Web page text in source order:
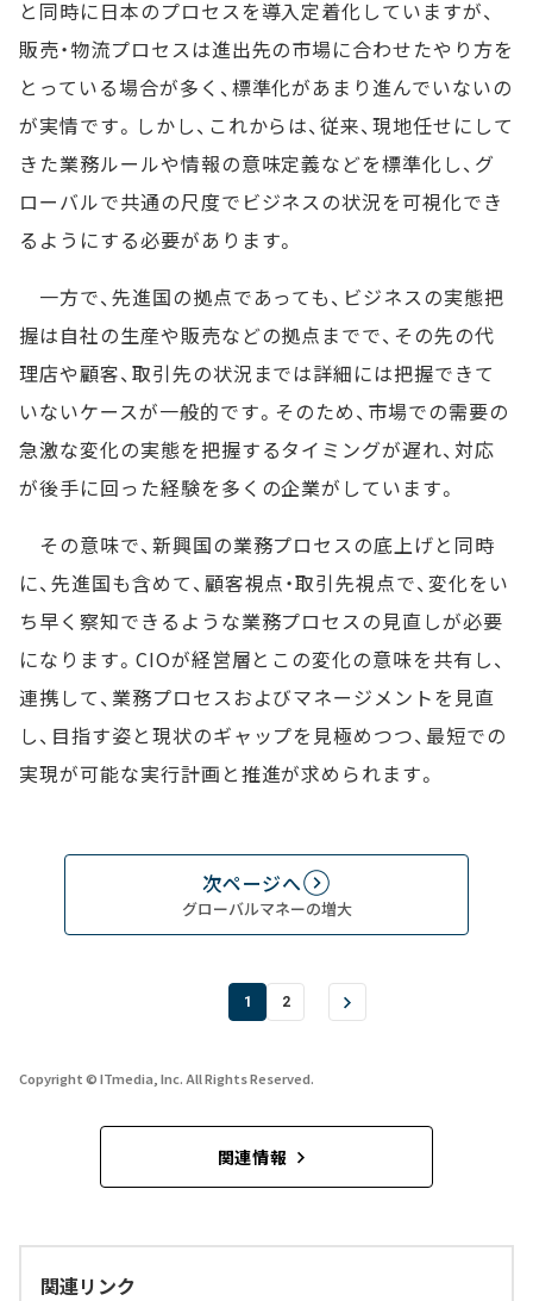
と同時に日本のプロセスを導入定着化していますが、
販売・物流プロセスは進出先の市場に合わせたやり方を
とっている場合が多く、標準化があまり進んでいないの
が実情です。しかし、これからは、従来、現地任せにして
きた業務ルールや情報の意味定義などを標準化し、グ
ローバルで共通の尺度でビジネスの状況を可視化でき
るようにする必要があります。
一方で、先進国の拠点であっても、ビジネスの実態把
握は自社の生産や販売などの拠点までで、その先の代
理店や顧客、取引先の状況までは詳細には把握できて
いないケースが一般的です。そのため、市場での需要の
急激な変化の実態を把握するタイミングが遅れ、対応
が後手に回った経験を多くの企業がしています。
その意味で、新興国の業務プロセスの底上げと同時
に、先進国も含めて、顧客視点・取引先視点で、変化をい
ち早く察知できるような業務プロセスの見直しが必要
になります。CIOが経営層とこの変化の意味を共有し、
連携して、業務プロセスおよびマネージメントを見直
し、目指す姿と現状のギャップを見極めつつ、最短での
実現が可能な実行計画と推進が求められます。
次ページへ
グローバルマネーの増大
1 2
Copyright © ITmedia, Inc. All Rights Reserved.
関連情報
関連リンク